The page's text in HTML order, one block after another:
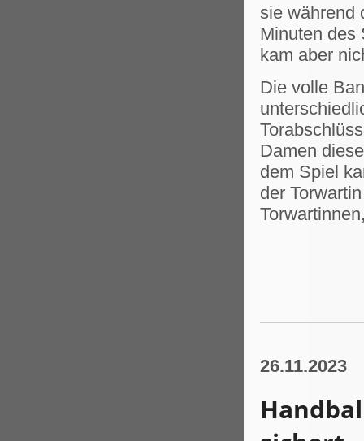
sie während
Minuten des
kam aber
Die volle
Damen
dem Spiel
der
26.11.2023